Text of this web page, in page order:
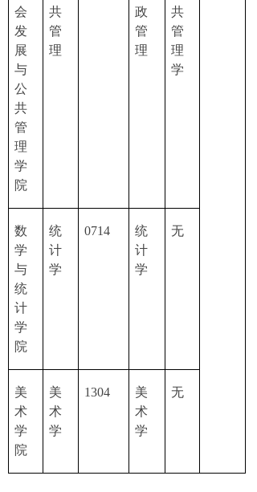
会
发
展
与
公
共
管
理
学
院
共
管
理
政
管
理
共
管
理
学
数
学
与
统
计
学
院
统
计
学
0714
统
计
学
无
美
术
学
院
美
术
学
1304
美
术
学
无